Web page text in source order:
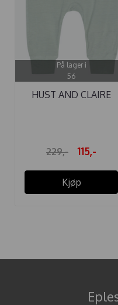
På lager i
56
HUST AND CLAIRE
229,- 115,-
Kjøp